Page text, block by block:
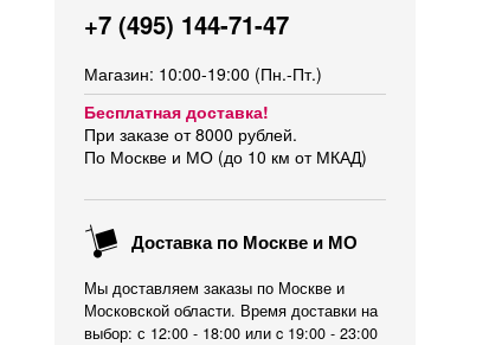
+7 (495) 144-71-47
Магазин: 10:00-19:00 (Пн.-Пт.)
Бесплатная доставка!
При заказе от 8000 рублей.
По Москве и МО (до 10 км от МКАД)
Доставка по Москве и МО
Мы доставляем заказы по Москве и
Московской области. Время доставки на
выбор: с 12:00 - 18:00 или c 19:00 - 23:00